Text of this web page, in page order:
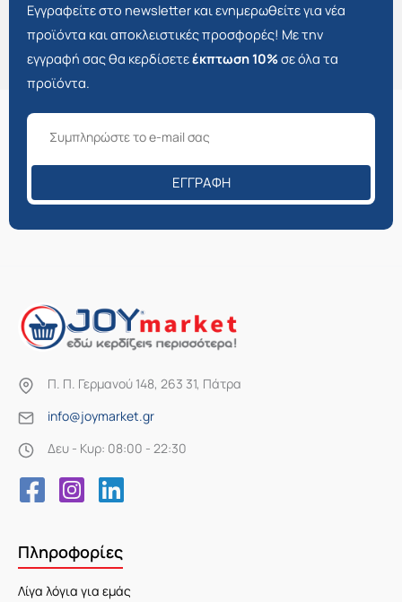
Εγγραφείτε στο newsletter και ενημερωθείτε για νέα
προϊόντα και αποκλειστικές προσφορές! Με την
εγγραφή σας θα κερδίσετεέκπτωση 10%σε όλα τα
προϊόντα.
ΕΓΓΡΑΦΉ
Π. Π. Γερμανού 148, 263 31, Πάτρα
info@joymarket.gr
Δευ - Κυρ: 08:00 - 22:30
Πληροφορίες
Λίγα λόγια για εμάς